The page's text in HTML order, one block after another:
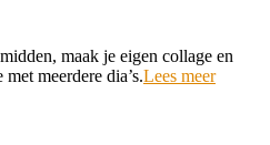
maak je eigen collage en
meerdere dia’s.Lees meer